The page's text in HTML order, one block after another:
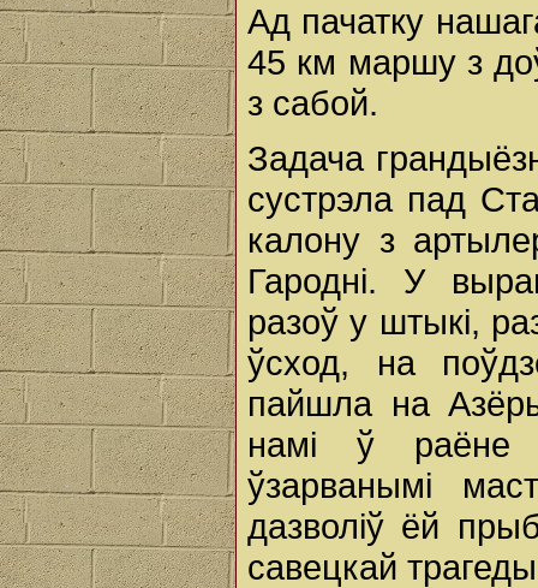
Ад пачатку
45 км маршу з
з сабой.
Задача
сустрэла пад
калону з
Гародні. У
разоў у штыкі,
ўсход, на
пайшла на
намі ў раёне
ўзарванымі
дазволіў ёй
савецкай